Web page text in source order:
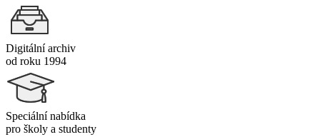
Digitální archiv
od roku 1994
Speciální nabídka
pro školy a studenty